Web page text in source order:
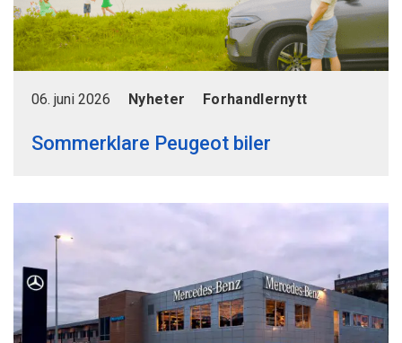
06. juni 2026 Nyheter Forhandlernytt
Sommerklare Peugeot biler